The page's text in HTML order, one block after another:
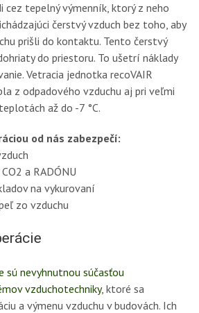
cez tepelný výmenník, ktorý z neho
čerstvý vzduch bez toho, aby
prišli do kontaktu. Tento čerstvý
do priestoru. To ušetrí náklady
Vetracia jednotka recoVAIR
z odpadového vzduchu aj pri veľmi
až do -7 °C.
od nás zabezpečí:
a RADÓNU
na vykurovaní
zo vzduchu
sú nevyhnutnou súčasťou
vzduchotechniky, ktoré sa
a výmenu vzduchu v budovách. Ich